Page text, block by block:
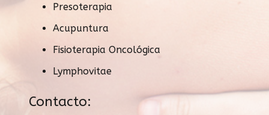
Presoterapia
Acupuntura
Fisioterapia Oncológica
Lymphovitae
Contacto: